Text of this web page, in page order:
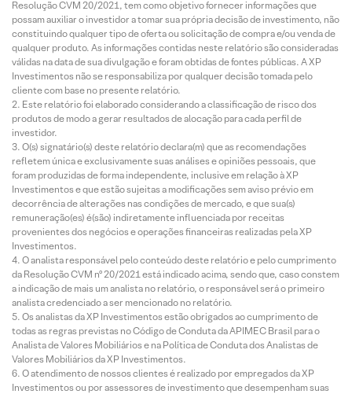
Resolução CVM 20/2021, tem como objetivo fornecer informações que
possam auxiliar o investidor a tomar sua própria decisão de investimento, não
constituindo qualquer tipo de oferta ou solicitação de compra e/ou venda de
qualquer produto. As informações contidas neste relatório são consideradas
válidas na data de sua divulgação e foram obtidas de fontes públicas. A XP
Investimentos não se responsabiliza por qualquer decisão tomada pelo
cliente com base no presente relatório.
Este relatório foi elaborado considerando a classificação de risco dos
produtos de modo a gerar resultados de alocação para cada perfil de
investidor.
O(s) signatário(s) deste relatório declara(m) que as recomendações
refletem única e exclusivamente suas análises e opiniões pessoais, que
foram produzidas de forma independente, inclusive em relação à XP
Investimentos e que estão sujeitas a modificações sem aviso prévio em
decorrência de alterações nas condições de mercado, e que sua(s)
remuneração(es) é(são) indiretamente influenciada por receitas
provenientes dos negócios e operações financeiras realizadas pela XP
Investimentos.
O analista responsável pelo conteúdo deste relatório e pelo cumprimento
da Resolução CVM nº 20/2021 está indicado acima, sendo que, caso constem
a indicação de mais um analista no relatório, o responsável será o primeiro
analista credenciado a ser mencionado no relatório.
Os analistas da XP Investimentos estão obrigados ao cumprimento de
todas as regras previstas no Código de Conduta da APIMEC Brasil para o
Analista de Valores Mobiliários e na Política de Conduta dos Analistas de
Valores Mobiliários da XP Investimentos.
O atendimento de nossos clientes é realizado por empregados da XP
Investimentos ou por assessores de investimento que desempenham suas